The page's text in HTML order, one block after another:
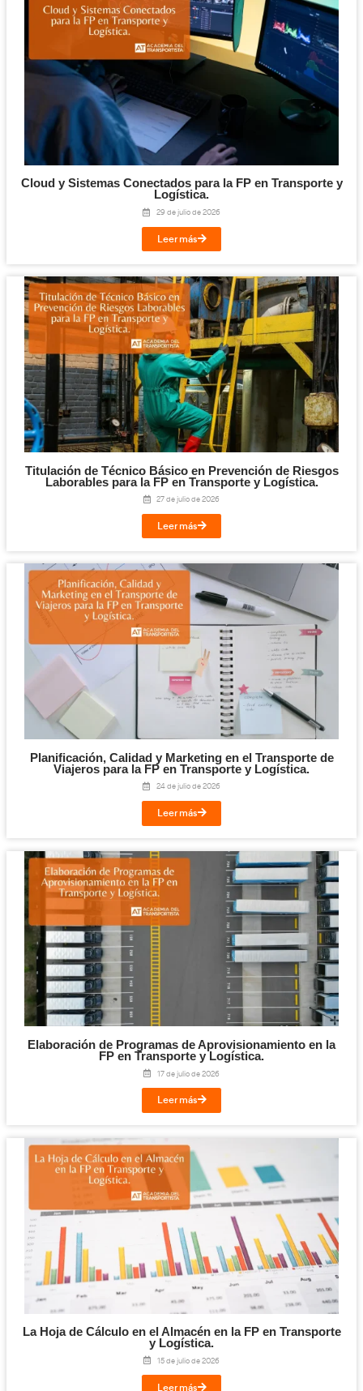
¡Compártelo!
Facebook Twitter LinkedIn
Email
Te puede interesar...
Transporte y Logística.
31 de julio de 2026
Leer más
Competencia Profesional para el
Mercancías y Viajeros: qué es, requisitos y
el examen en 2026
30 de julio de 2026
Leer más
Cloud y Sistemas Conectados para la FP en
Logística.
29 de julio de 2026
Leer más